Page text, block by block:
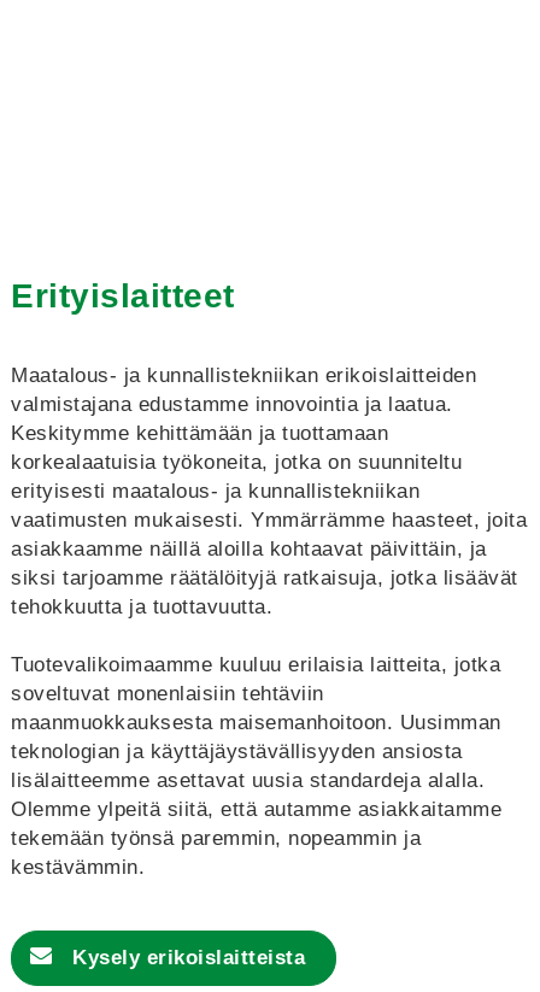
Erityislaitteet
Maatalous- ja kunnallistekniikan erikoislaitteiden
valmistajana edustamme innovointia ja laatua.
Keskitymme kehittämään ja tuottamaan
korkealaatuisia työkoneita, jotka on suunniteltu
erityisesti maatalous- ja kunnallistekniikan
vaatimusten mukaisesti. Ymmärrämme haasteet, joita
asiakkaamme näillä aloilla kohtaavat päivittäin, ja
siksi tarjoamme räätälöityjä ratkaisuja, jotka lisäävät
tehokkuutta ja tuottavuutta.
Tuotevalikoimaamme kuuluu erilaisia laitteita, jotka
soveltuvat monenlaisiin tehtäviin
maanmuokkauksesta maisemanhoitoon. Uusimman
teknologian ja käyttäjäystävällisyyden ansiosta
lisälaitteemme asettavat uusia standardeja alalla.
Olemme ylpeitä siitä, että autamme asiakkaitamme
tekemään työnsä paremmin, nopeammin ja
kestävämmin.
Kysely erikoislaitteista